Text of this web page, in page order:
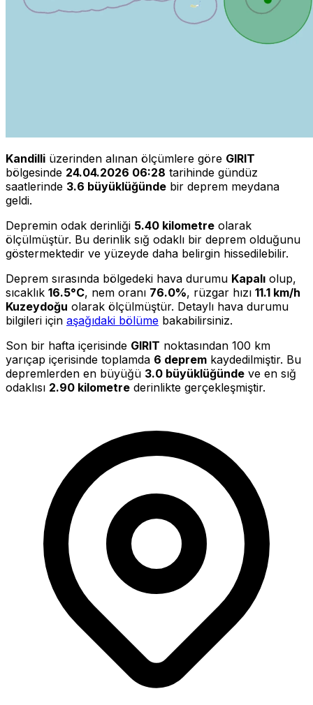
Kandilli üzerinden alınan ölçümlere göre GIRIT
bölgesinde 24.04.2026 06:28 tarihinde gündüz
saatlerinde 3.6 büyüklüğünde bir deprem meydana
geldi.
Depremin odak derinliği 5.40 kilometre olarak
ölçülmüştür. Bu derinlik sığ odaklı bir deprem olduğunu
göstermektedir ve yüzeyde daha belirgin hissedilebilir.
Deprem sırasında bölgedeki hava durumu Kapalı olup,
sıcaklık 16.5°C, nem oranı 76.0%, rüzgar hızı 11.1 km/h
Kuzeydoğu olarak ölçülmüştür. Detaylı hava durumu
bilgileri için aşağıdaki bölüme bakabilirsiniz.
Son bir hafta içerisinde GIRIT noktasından 100 km
yarıçap içerisinde toplamda 6 deprem kaydedilmiştir. Bu
depremlerden en büyüğü 3.0 büyüklüğünde ve en sığ
odaklısı 2.90 kilometre derinlikte gerçekleşmiştir.